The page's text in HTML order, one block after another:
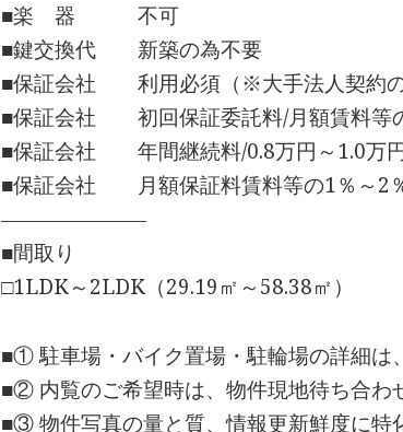
■楽 器 不可
■鍵交換代 新築の為不要
■保証会社 利用必須（※大手法人契約の
■保証会社 初回保証委託料/月額賃料等
■保証会社 年間継続料/0.8万円～1.0万
■保証会社 月額保証料賃料等の1％～2
―――――――
■間取り
□1LDK～2LDK（29.19㎡～58.38㎡）
■① 駐車場・バイク置場・駐輪場の詳細は
■② 内覧のご希望時は、物件現地待ち合わ
■③ 物件写真の量と質、情報更新鮮度に特